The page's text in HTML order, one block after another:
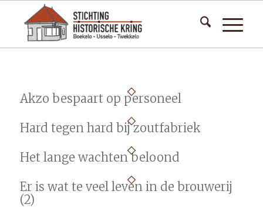
Akzo bespaart op personeel
Hard tegen hard bij zoutfabriek
Het lange wachten beloond
Er is wat te veel leven in de brouwerij
(2)